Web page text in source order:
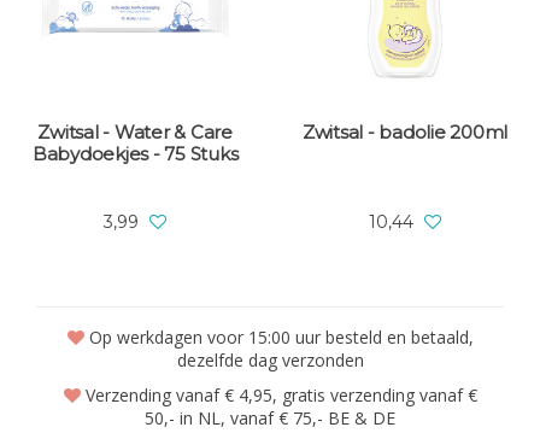
Zwitsal - Water & Care
Babydoekjes - 75 Stuks
3,99
Zwitsal - badolie 200ml
10,44
Op werkdagen voor 15:00 uur besteld en betaald,
dezelfde dag verzonden
Verzending vanaf € 4,95, gratis verzending vanaf €
50,- in NL, vanaf € 75,- BE & DE